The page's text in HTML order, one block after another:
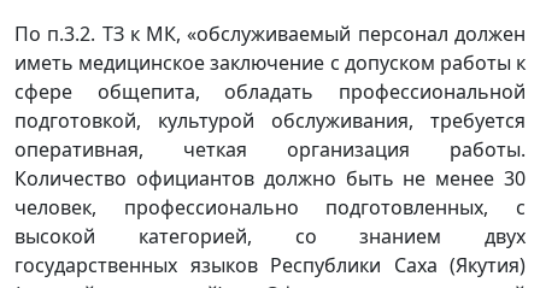
По п.3.2. ТЗ к МК, «обслуживаемый персонал должен
иметь медицинское заключение с допуском работы к
сфере общепита, обладать профессиональной
подготовкой, культурой обслуживания, требуется
оперативная, четкая организация работы.
Количество официантов должно быть не менее 30
человек, профессионально подготовленных, с
высокой категорией, со знанием двух
государственных языков Республики Саха (Якутия)